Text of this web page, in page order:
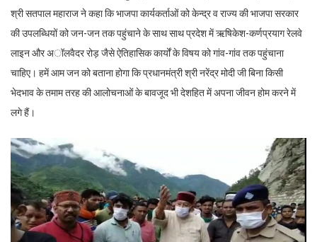
श्री सतपाल महाराज ने कहा कि भाजपा कार्यकर्ताओं को केन्द्र व राज्य की भाजपा सरकार
की उपलब्धियों को जन-जन तक पहुंचाने के साथ साथ प्रदेश में ऋषिकेश-कर्णप्रयाग रेलवे
लाइन और अॉलवैदर रोड़ जैसे ऐतिहासिक कार्यों के विषय को गांव-गांव तक पहुंचाना
चाहिए। हमें आम जन को बताना होगा कि प्रधानमंत्री श्री नरेंद्र मोदी जी बिना किसी
भेदभाव के तमाम तरह की आलोचनाओं के बावजूद भी देशहित में अपना जीवन होम करने में
लगे हैं।